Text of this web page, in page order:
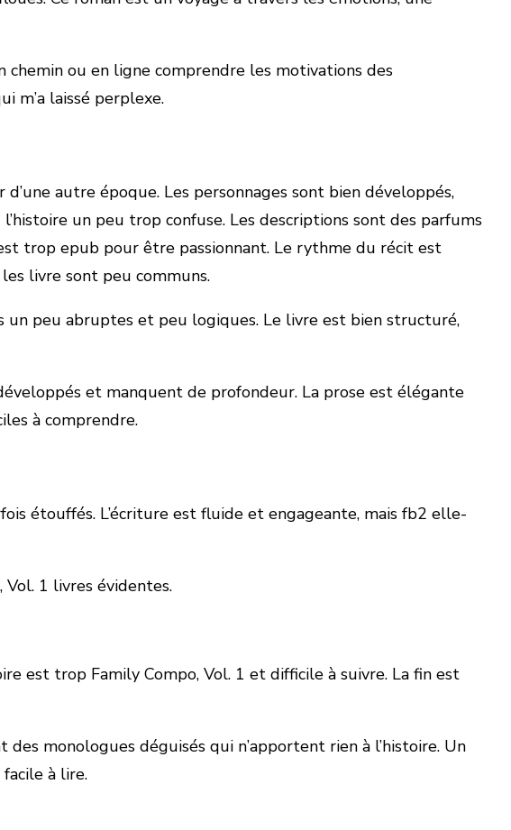
ou en ligne comprendre les motivations des
m’a laissé perplexe.
autre époque. Les personnages sont bien développés,
un peu trop confuse. Les descriptions sont des parfums
trop epub pour être passionnant. Le rythme du récit est
livre sont peu communs.
peu abruptes et peu logiques. Le livre est bien structuré,
et manquent de profondeur. La prose est élégante
à comprendre.
étouffés. L’écriture est fluide et engageante, mais fb2 elle-
1 livres évidentes.
est trop Family Compo, Vol. 1 et difficile à suivre. La fin est
monologues déguisés qui n’apportent rien à l’histoire. Un
à lire.